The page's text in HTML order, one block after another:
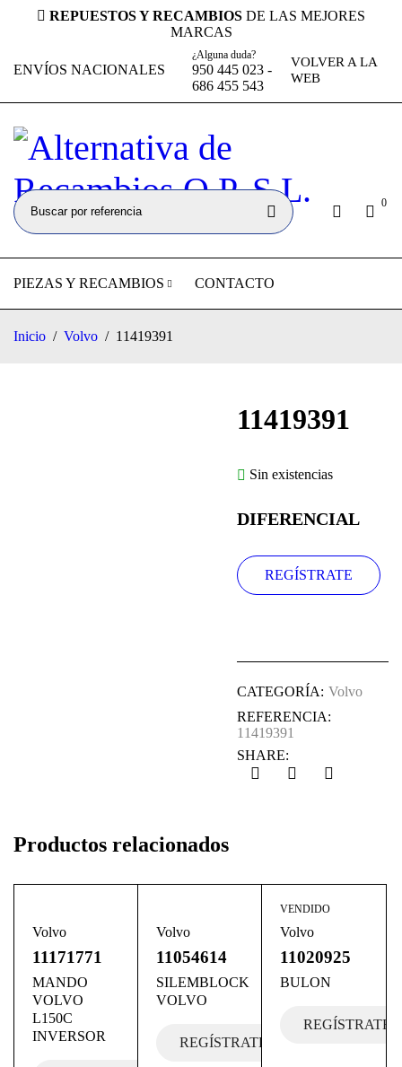
¿Alguna duda?
950 445 023 -
686 455 543
ENVÍOS NACIONALES
REPUESTOS Y RECAMBIOS DE LAS MEJORES
MARCAS
VOLVER A LA
WEB
0
PIEZAS Y RECAMBIOS CONTACTO
Inicio / Volvo / 11419391
11419391
Sin existencias
DIFERENCIAL
REGÍSTRATE
CATEGORÍA: Volvo
REFERENCIA:
11419391
SHARE:
Productos relacionados
Volvo
11171771
MANDO
VOLVO
L150C
INVERSOR
Volvo
11054614
SILEMBLOCK
VOLVO
REGÍSTRATE
VENDIDO
Volvo
11020925
BULON
REGÍSTRATE